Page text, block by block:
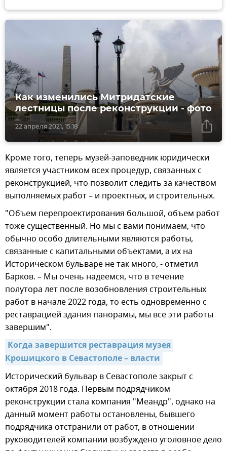
22 апреля 2021, 15:18
Как изменились Митридатские
лестницы после реконструкции - фото
Кроме того, теперь музей-заповедник юридически
является участником всех процедур, связанных с
реконструкцией, что позволит следить за качеством
выполняемых работ – и проектных, и строительных.
"Объем перепроектирования большой, объем работ
тоже существенный. Но мы с вами понимаем, что
обычно особо длительными являются работы,
связанные с капитальными объектами, а их на
Историческом бульваре не так много, - отметил
Барков. – Мы очень надеемся, что в течение
полутора лет после возобновления строительных
работ в начале 2022 года, то есть одновременно с
реставрацией здания панорамы, мы все эти работы
завершим".
Когда завершится реставрация музея
Крошицкого в Севастополе – власти
Исторический бульвар в Севастополе закрыт с
октября 2018 года. Первым подрядчиком
реконструкции стала компания "Меандр", однако на
данный момент работы остановлены, бывшего
подрядчика отстранили от работ, в отношении
руководителей компании возбуждено уголовное дело